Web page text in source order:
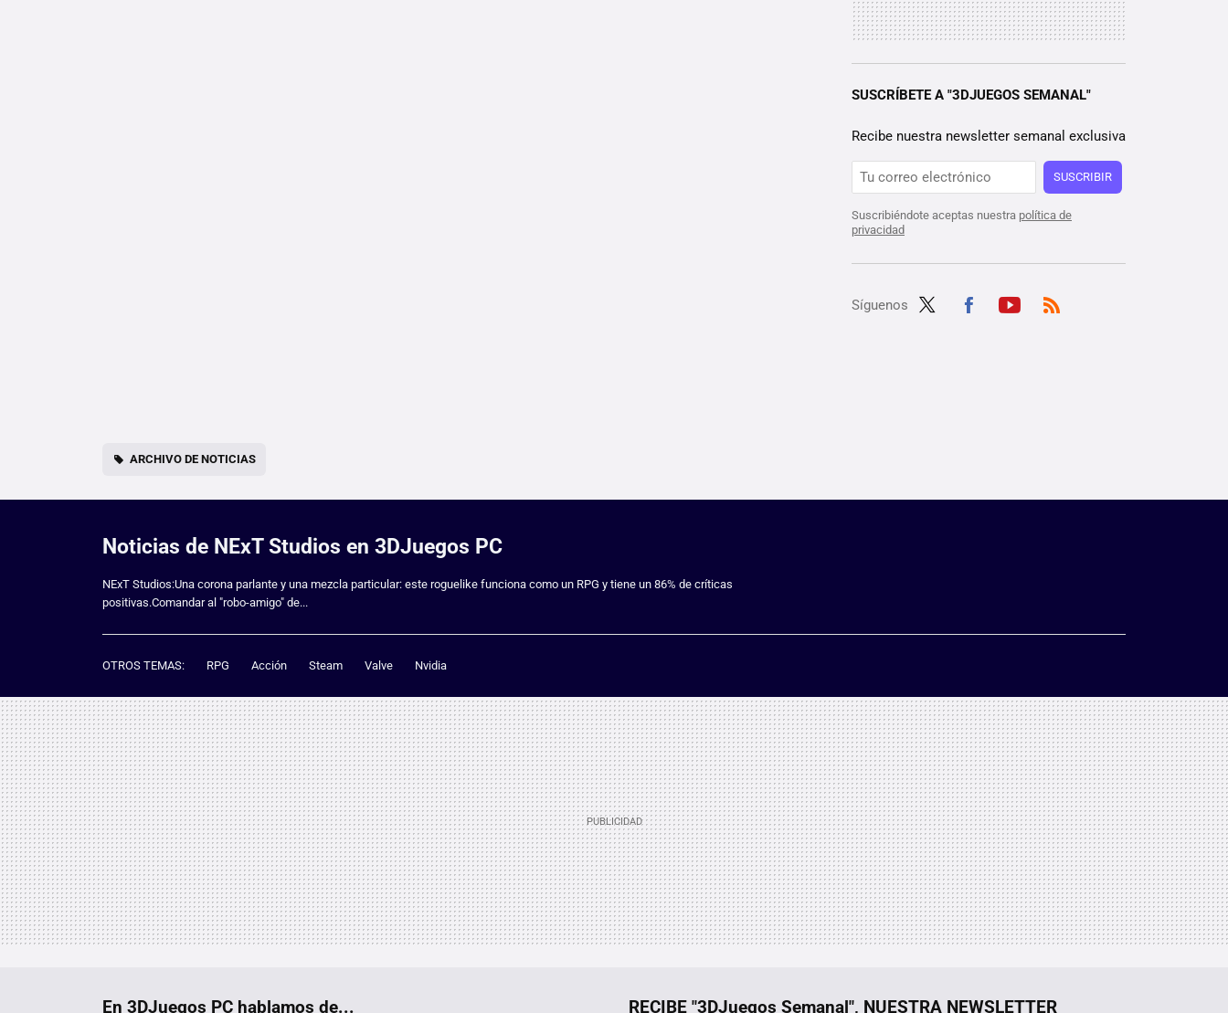
SUSCRÍBETE A "3DJUEGOS SEMANAL"
Recibe nuestra newsletter semanal exclusiva
SUSCRIBIR
Suscribiéndote aceptas nuestra política de
privacidad
Síguenos
ARCHIVO DE NOTICIAS
Noticias de NExT Studios en 3DJuegos PC
NExT Studios:Una corona parlante y una mezcla particular: este roguelike funciona como un RPG y tiene un 86% de críticas
positivas.Comandar al "robo-amigo" de...
OTROS TEMAS: RPG Acción Steam Valve Nvidia
RECIBE "3DJuegos Semanal", NUESTRA NEWSLETTER
En 3DJuegos PC hablamos de...